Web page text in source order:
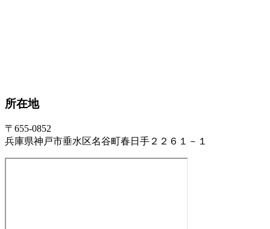
所在地
〒655-0852
兵庫県神戸市垂水区名谷町春日手２２６１－１